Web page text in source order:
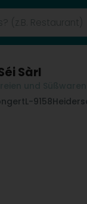
Sàrl
L-9158